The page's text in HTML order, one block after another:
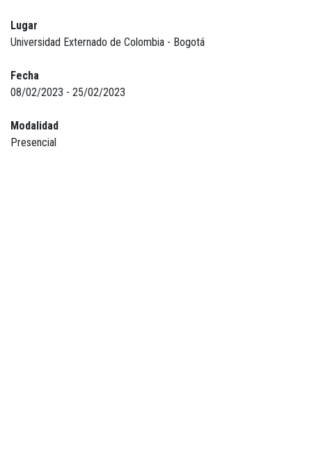
Lugar
Universidad Externado de Colombia - Bogotá
Fecha
08/02/2023 - 25/02/2023
Modalidad
Presencial